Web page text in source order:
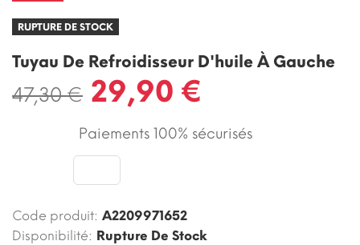
RUPTURE DE STOCK
Tuyau De Refroidisseur D'huile À Gauche
47,30 € 29,90 €
Paiements 100% sécurisés
Code produit: A2209971652
Disponibilité: Rupture De Stock